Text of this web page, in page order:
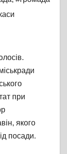
при
якого
посади.